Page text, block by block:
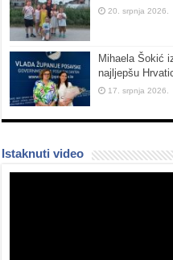
20. srpnja 2026.
Mihaela Šokić
najljepšu
17. srpnja 2026.
Istaknuti video